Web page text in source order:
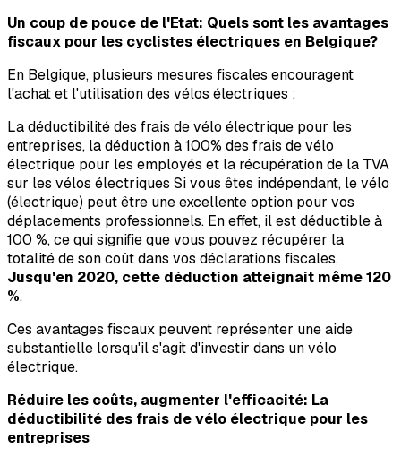
Un coup de pouce de l'Etat: Quels sont les avantages
fiscaux pour les cyclistes électriques en Belgique?
En Belgique, plusieurs mesures fiscales encouragent
l'achat et l'utilisation des vélos électriques :
La déductibilité des frais de vélo électrique pour les
entreprises, la déduction à 100% des frais de vélo
électrique pour les employés et la récupération de la TVA
sur les vélos électriques Si vous êtes indépendant, le vélo
(électrique) peut être une excellente option pour vos
déplacements professionnels. En effet, il est déductible à
100 %, ce qui signifie que vous pouvez récupérer la
totalité de son coût dans vos déclarations fiscales.
Jusqu'en 2020, cette déduction atteignait même 120
%.
Ces avantages fiscaux peuvent représenter une aide
substantielle lorsqu'il s'agit d'investir dans un vélo
électrique.
Réduire les coûts, augmenter l'efficacité: La
déductibilité des frais de vélo électrique pour les
entreprises